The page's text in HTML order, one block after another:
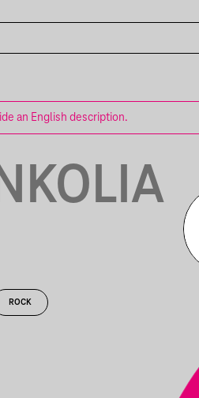
an English description.
ROCK